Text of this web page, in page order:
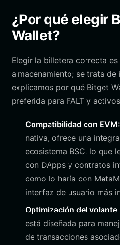
¿Por qué elegir
Wallet?
Elegir la billetera correcta es
almacenamiento; se trata
explicamos por qué Bitget
preferida para FALT y
Compatibilidad con EVM:
nativa, ofrece una
ecosistema BSC, lo que
con DApps y contratos
como lo haría con
interfaz de usuario más
Optimización del volante
está diseñada para
de transacciones